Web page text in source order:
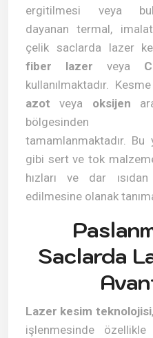
ergitilmesi veya
dayanan termal,
çelik saclarda lazer
fiber lazer veya
kullanılmaktadır.
azot veya oksijen
bölgesinden
tamamlanmaktadır.
gibi sert ve tok
hızları ve dar
edilmesine olanak
Saclarda
Lazer kesim teknolojisi
işlenmesinde özellikle